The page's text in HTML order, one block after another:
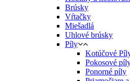
Brúsky
Vŕtačky
Miešadlá
Uhlové brúsky
Píly
Kotúčové
Pokosové
Ponorné píly